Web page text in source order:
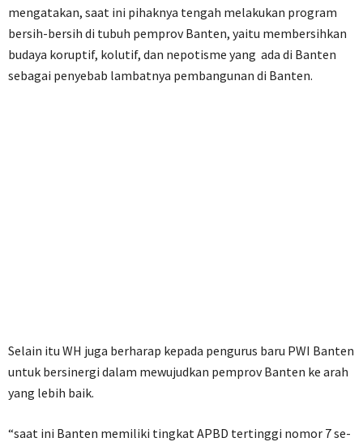
mengatakan, saat ini pihaknya tengah melakukan program
bersih-bersih di tubuh pemprov Banten, yaitu membersihkan
budaya koruptif, kolutif, dan nepotisme yang ada di Banten
sebagai penyebab lambatnya pembangunan di Banten.
Selain itu WH juga berharap kepada pengurus baru PWI Banten
untuk bersinergi dalam mewujudkan pemprov Banten ke arah
yang lebih baik.
“saat ini Banten memiliki tingkat APBD tertinggi nomor 7 se-